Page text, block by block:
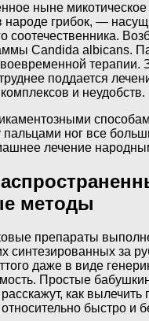
ныне
народе грибок, —
соотечественника.
Candida albicans.
терапии.
поддается
и неудобств.
ног все
лечение
методы
препараты
синтезированных за
даже в виде
Простые
как вылечить
быстро и